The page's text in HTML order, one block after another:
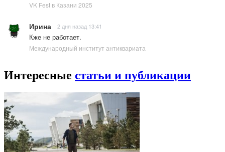
VK Fest в Казани 2025
Ирина 2 дня назад 13:41
Кже не работает.
Международный институт антиквариата
Интересные статьи и публикации